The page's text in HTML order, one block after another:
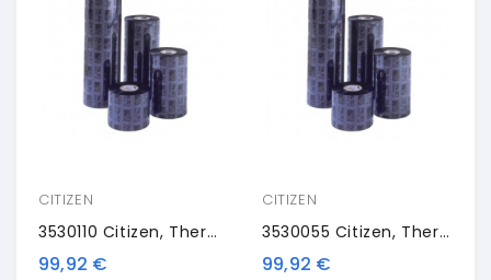
CITIZEN
3530110 Citizen, Thermal Transfer Ribbon, Resin, 110mm, 4 Rolls/box
99,92 €
CITIZEN
3530055 Citizen, Thermal Transfer Ribbon, Resin, 55mm, 8 Rolls/box
99,92 €